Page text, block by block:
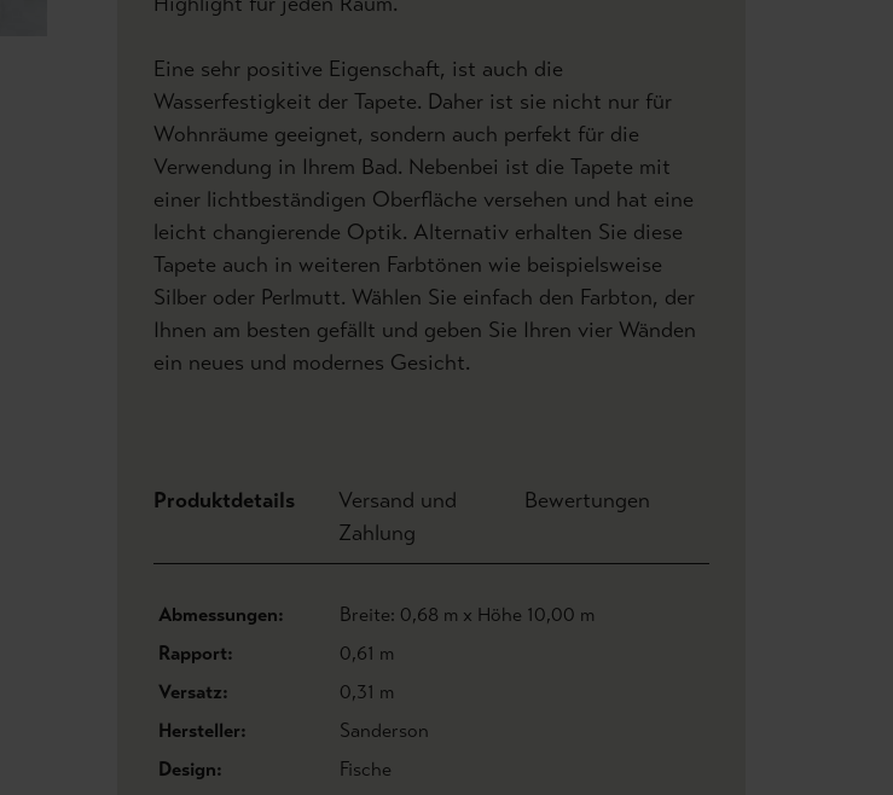
Eine sehr positive Eigenschaft, ist auch die
Wasserfestigkeit der Tapete. Daher ist sie nicht nur für
Wohnräume geeignet, sondern auch perfekt für die
Verwendung in Ihrem Bad. Nebenbei ist die Tapete mit
einer lichtbeständigen Oberfläche versehen und hat eine
leicht changierende Optik. Alternativ erhalten Sie diese
Tapete auch in weiteren Farbtönen wie beispielsweise
Silber oder Perlmutt. Wählen Sie einfach den Farbton, der
Ihnen am besten gefällt und geben Sie Ihren vier Wänden
ein neues und modernes Gesicht.
Produktdetails
Versand und
Zahlung
Bewertungen
Abmessungen:
Breite: 0,68 m x Höhe 10,00 m
Rapport:
0,61 m
Versatz:
0,31 m
Hersteller:
Sanderson
Design:
Fische